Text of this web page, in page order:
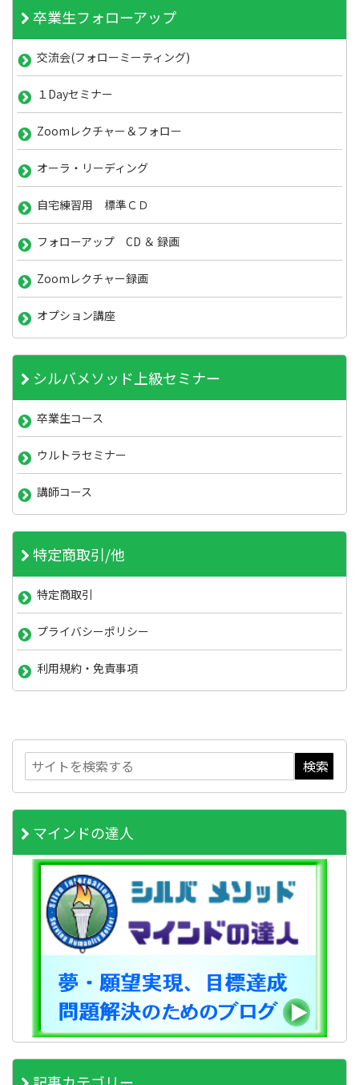
卒業生フォローアップ
交流会(フォローミーティング)
１Dayセミナー
Zoomレクチャー＆フォロー
オーラ・リーディング
自宅練習用 標準ＣＤ
フォローアップ CD ＆ 録画
Zoomレクチャー録画
オプション講座
シルバメソッド上級セミナー
卒業生コース
ウルトラセミナー
講師コース
特定商取引/他
特定商取引
プライバシーポリシー
利用規約・免責事項
マインドの達人